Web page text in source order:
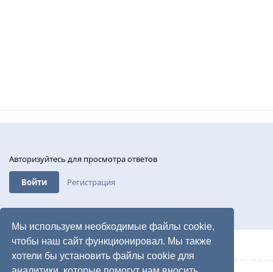
Мы используем необходимые файлы cookie,
чтобы наш сайт функционировал. Мы также
хотели бы установить файлы cookie для
Авторизуйтесь для просмотра ответов
Войти Регистрация